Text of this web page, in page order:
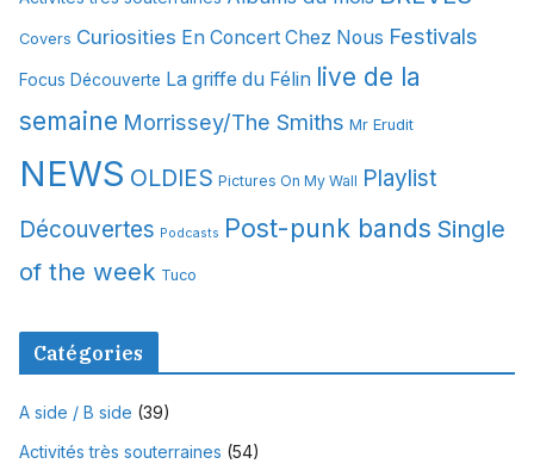
v
e
Covers Curiosities En Concert Chez Nous Festivals
Focus Découverte La griffe du Félin live de la
semaine Morrissey/The Smiths Mr Erudit
NEWS OLDIES Pictures On My Wall Playlist
Découvertes Podcasts Post-punk bands Single
of the week Tuco
Catégories
A side / B side (39)
Activités très souterraines (54)